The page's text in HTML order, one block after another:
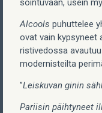
sointuvaan, usein
Alcools puhuttelee
ovat vain kypsyneet
ristivedossa
modernisteilta
”Leiskuvan ginin
Pariisin päihtyneet